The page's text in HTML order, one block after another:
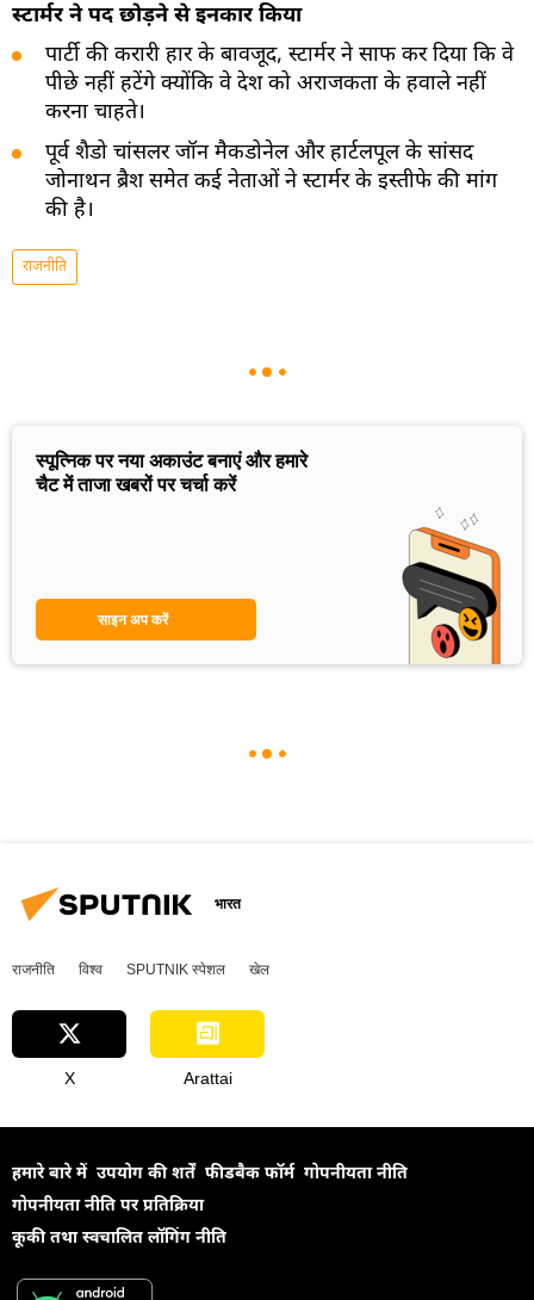
स्टार्मर ने पद छोड़ने से इनकार किया
पार्टी की करारी हार के बावजूद, स्टार्मर ने साफ कर दिया कि वे
पीछे नहीं हटेंगे क्योंकि वे देश को अराजकता के हवाले नहीं
करना चाहते।
पूर्व शैडो चांसलर जॉन मैकडोनेल और हार्टलपूल के सांसद
जोनाथन ब्रैश समेत कई नेताओं ने स्टार्मर के इस्तीफे की मांग
की है।
राजनीति
स्पूत्निक पर नया अकाउंट बनाएं और हमारे
चैट में ताजा खबरों पर चर्चा करें
साइन अप करें
भारत
राजनीति विश्व SPUTNIK स्पेशल खेल
X Arattai
हमारे बारे में उपयोग की शर्तें फीडबैक फॉर्म गोपनीयता नीति
गोपनीयता नीति पर प्रतिक्रिया
कूकी तथा स्वचालित लॉगिंग नीति